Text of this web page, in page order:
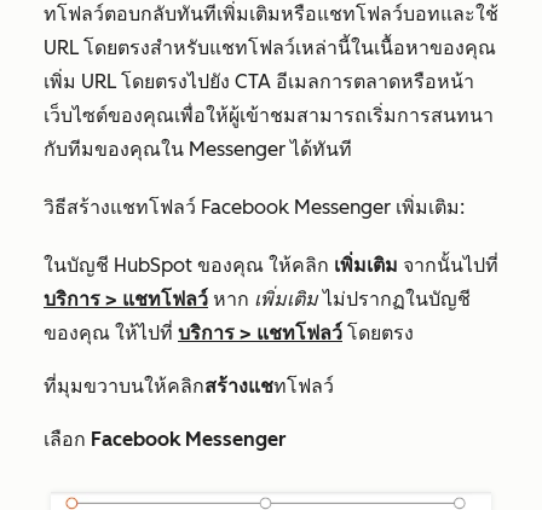
ทโฟลว์ตอบกลับทันทีเพิ่มเติมหรือแชทโฟลว์บอทและใช้
URL โดยตรงสำหรับแชทโฟลว์เหล่านี้ในเนื้อหาของคุณ
เพิ่ม URL โดยตรงไปยัง CTA อีเมลการตลาดหรือหน้า
เว็บไซต์ของคุณเพื่อให้ผู้เข้าชมสามารถเริ่มการสนทนา
กับทีมของคุณใน Messenger ได้ทันที
วิธีสร้างแชทโฟลว์ Facebook Messenger เพิ่มเติม:
ในบัญชี HubSpot ของคุณ ให้คลิก เพิ่มเติม จากนั้นไปที่
บริการ > แชทโฟลว์ หาก เพิ่มเติมไม่ปรากฏในบัญชี
ของคุณ ให้ไปที่ บริการ > แชทโฟลว์ โดยตรง
ที่มุมขวาบนให้คลิกสร้างแชทโฟลว์
เลือก Facebook Messenger